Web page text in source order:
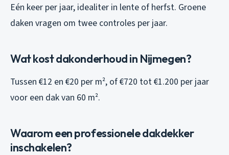
Eén keer per jaar, idealiter in lente of herfst. Groene
daken vragen om twee controles per jaar.
Wat kost dakonderhoud in Nijmegen?
Tussen €12 en €20 per m², of €720 tot €1.200 per jaar
voor een dak van 60 m².
Waarom een professionele dakdekker
inschakelen?